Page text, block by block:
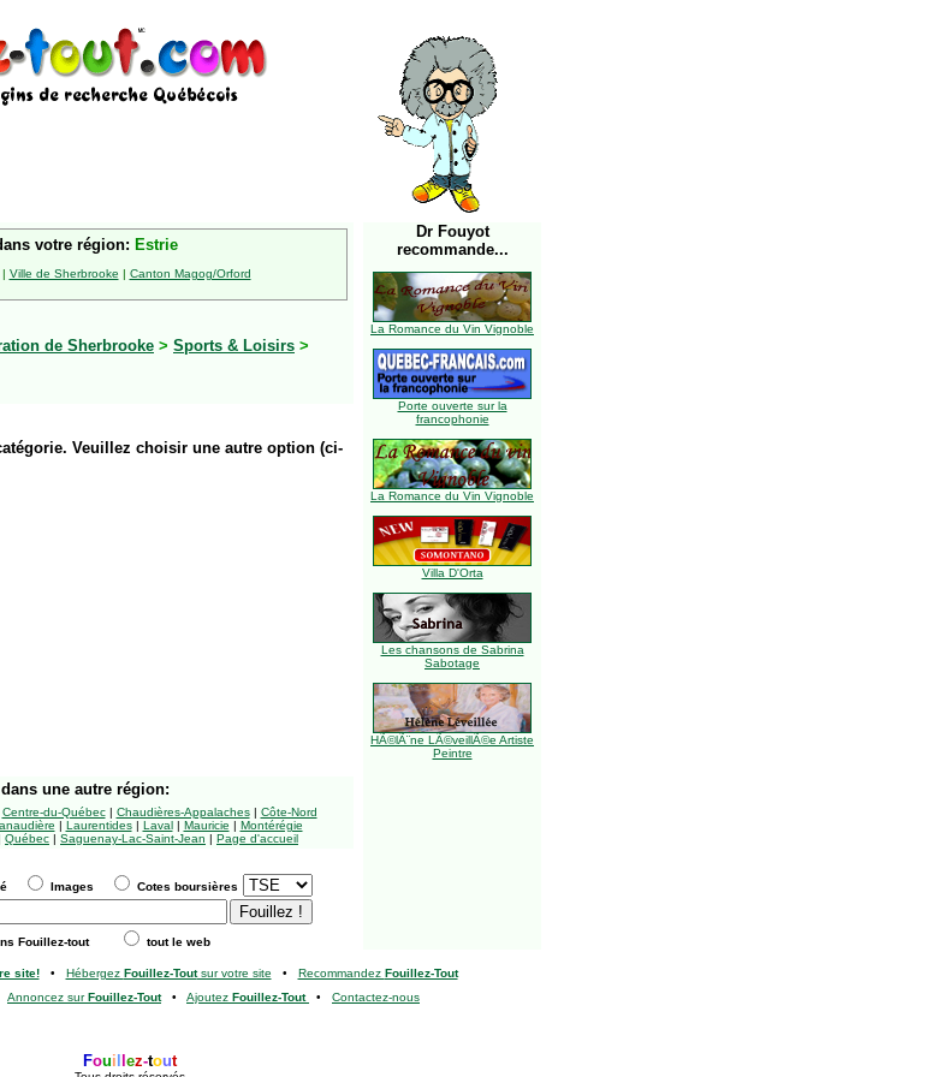
votre région: Estrie
| Ville de Sherbrooke | Canton Magog/Orford
de Sherbrooke > Sports & Loisirs >
Veuillez choisir une autre option (ci-
Dr Fouyot
recommande...
La Romance du Vin Vignoble
Porte ouverte sur la
francophonie
La Romance du Vin Vignoble
Villa D'Orta
Les chansons de Sabrina
Sabotage
HÃ©lÃ¨ne LÃ©veillÃ©e Artiste
Peintre
dans une autre région:
Centre-du-Québec| Chaudières-Appalaches| Côte-Nord
| Laurentides| Laval| Mauricie | Montérégie
Québec | Saguenay-Lac-Saint-Jean | Page d'accueil
Images Cotes boursières
Fouillez-tout tout le web
site!• Hébergez Fouillez-Toutsur votre site • Recommandez Fouillez-Tout
Annoncez surFouillez-Tout• Ajoutez Fouillez-Tout • Contactez-nous
Foui ez-tout